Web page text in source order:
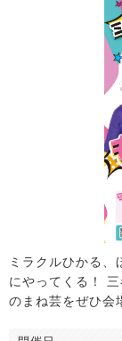
ミラクルひかる、
にやってくる！
のまね芸をぜひ会